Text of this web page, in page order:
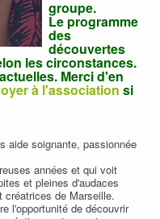
groupe.
Le programme
des
découvertes
les circonstances.
Merci d'en
à l'association si
aide soignante, passionnée
années et qui voit
et pleines d'audaces
créatrices de Marseille.
l'opportunité de découvrir